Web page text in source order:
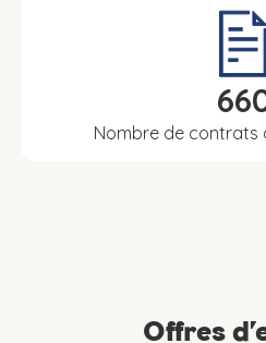
Nombre de contrats
Offres